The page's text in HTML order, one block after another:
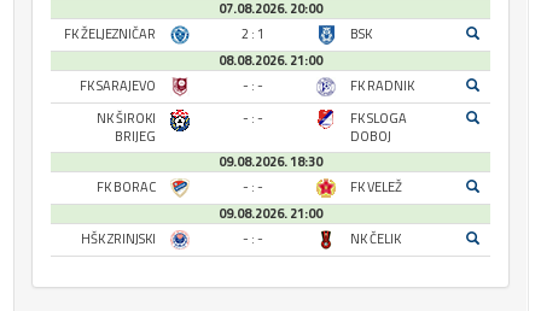
07.08.2026. 20:00
FK ŽELJEZNIČAR
2 : 1
BSK
08.08.2026. 21:00
FK SARAJEVO
- : -
FK RADNIK
NK ŠIROKI
BRIJEG
- : -
FK SLOGA
DOBOJ
09.08.2026. 18:30
FK BORAC
- : -
FK VELEŽ
09.08.2026. 21:00
HŠK ZRINJSKI
- : - NK ČELIK